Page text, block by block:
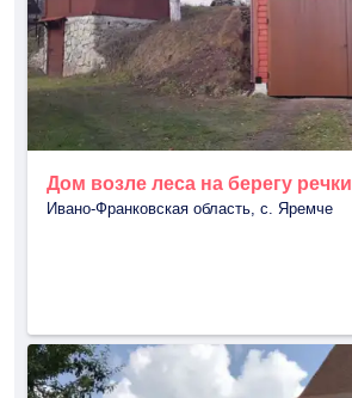
Дом возле леса на берегу речки
Ивано-Франковская область, с. Яремче